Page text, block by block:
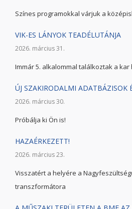
Színes programokkal várjuk a
VIK-ES LÁNYOK TEADÉLUTÁNJA
2026. március 31.
Immár 5. alkalommal találkoztak a kar
ÚJ SZAKIRODALMI ADATBÁZISOK
2026. március 30.
Próbálja ki Ön is!
HAZAÉRKEZETT!
2026. március 23.
Visszatért a helyére a
transzformátora